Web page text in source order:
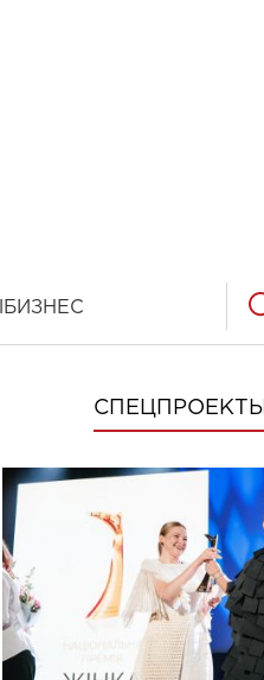
БИЗНЕС
СПЕЦПРОЕКТЫ